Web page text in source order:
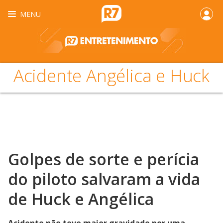
MENU
Acidente Angélica e Huck
Golpes de sorte e perícia
do piloto salvaram a vida
de Huck e Angélica